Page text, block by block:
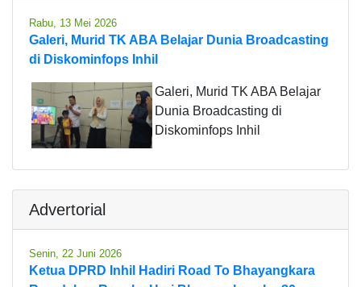
Rabu, 13 Mei 2026
Galeri, Murid TK ABA Belajar Dunia Broadcasting
di Diskominfops Inhil
Galeri, Murid TK ABA Belajar
Dunia Broadcasting di
Diskominfops Inhil
Advertorial
Senin, 22 Juni 2026
Ketua DPRD Inhil Hadiri Road To Bhayangkara